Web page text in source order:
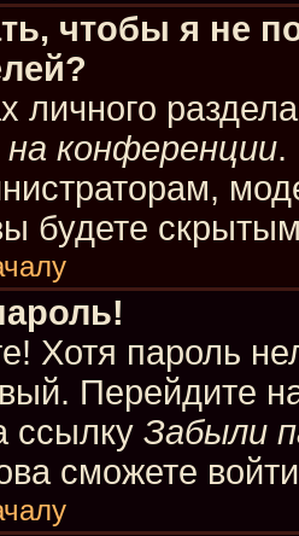
чтобы я не
личного
конференции.
будете
Хотя пароль
Перейдите
ссылку Забыли
сможете